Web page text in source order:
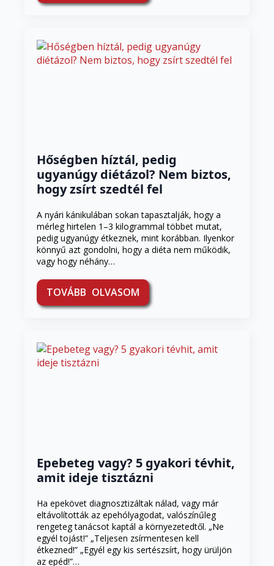
Hőségben híztál, pedig
ugyanúgy diétázol? Nem biztos,
hogy zsírt szedtél fel
A nyári kánikulában sokan tapasztalják, hogy a
mérleg hirtelen 1–3 kilogrammal többet mutat,
pedig ugyanúgy étkeznek, mint korábban. Ilyenkor
könnyű azt gondolni, hogy a diéta nem működik,
vagy hogy néhány…
TOVÁBB OLVASOM
Epebeteg vagy? 5 gyakori tévhit,
amit ideje tisztázni
Ha epekövet diagnosztizáltak nálad, vagy már
eltávolították az epehólyagodat, valószínűleg
rengeteg tanácsot kaptál a környezetedtől. „Ne
egyél tojást!” „Teljesen zsírmentesen kell
étkezned!” „Egyél egy kis sertészsírt, hogy ürüljön
az epéd!”…